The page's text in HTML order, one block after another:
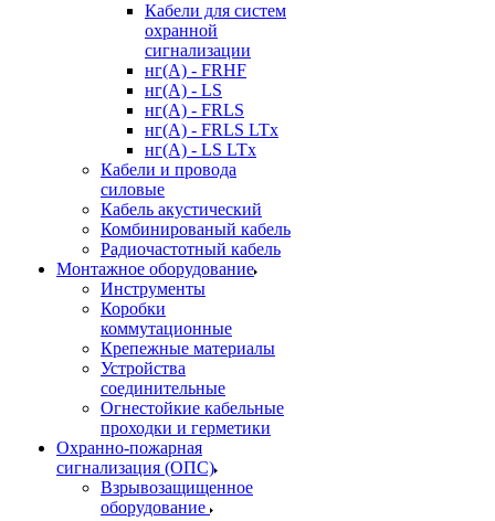
Кабели для систем
охранной
сигнализации
нг(A) - FRHF
нг(A) - LS
нг(А) - FRLS
нг(А) - FRLS LTx
нг(А) - LS LTx
Кабели и провода
силовые
Кабель акустический
Комбинированый кабель
Радиочастотный кабель
Монтажное оборудование
Инструменты
Коробки
коммутационные
Крепежные материалы
Устройства
соединительные
Огнестойкие кабельные
проходки и герметики
Охранно-пожарная
сигнализация (ОПС)
Взрывозащищенное
оборудование